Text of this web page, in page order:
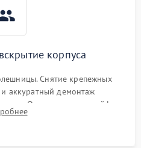
корпуса
Снятие крепежных
аккуратный демонтаж
Отсоединение шлейфов
к силовым платам, катушкам